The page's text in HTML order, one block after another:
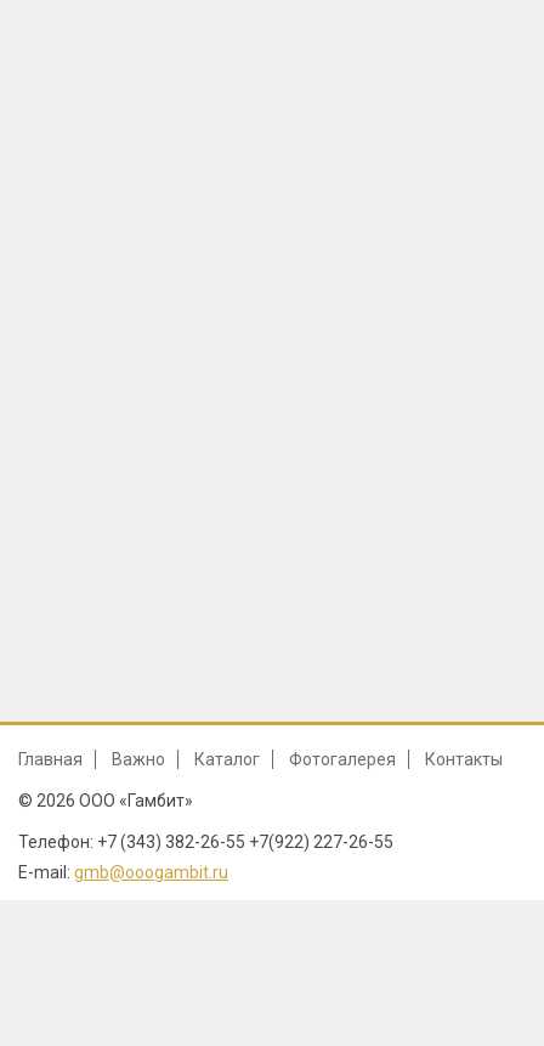
Главная Важно Каталог Фотогалерея Контакты
© 2026 ООО «Гамбит»
Телефон: +7 (343) 382-26-55 +7(922) 227-26-55
E-mail: gmb@ooogambit.ru